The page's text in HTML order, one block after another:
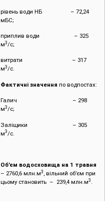
рівень води НБ – 72,24
мБС;
приплив води – 325
м3/с;
витрати – 317
м3/с.
Фактичні значення по водпостах:
Галич – 298
м3/с;
Заліщики – 305
м3/с.
Об’єм водосховища на 1 травня
– 2760,6 млн.м3, вільний об’єм при
цьому становить – 239,4 млн.м3 .